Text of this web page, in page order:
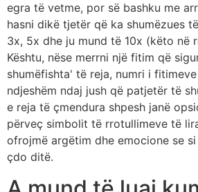
egra të vetme, por së bashku me
hasni dikë tjetër që ka shumëzues
3x, 5x dhe ju mund të 10x (këto në
Kështu, nëse merrni një fitim që
shumëfishta' të reja, numri i
ndjeshëm ndaj jush që patjetër të
e reja të çmendura shpesh janë
përveç simbolit të rrotullimeve të
ofrojmë argëtim dhe emocione se
çdo ditë.